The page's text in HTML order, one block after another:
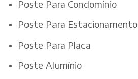
Poste Para Condomínio
Poste Para Estacionamento
Poste Para Placa
Poste Alumínio